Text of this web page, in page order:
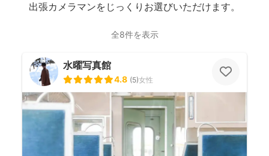
出張カメラマンをじっくりお選びいただけます。
全8件を表示
水曜写真館
4.8 (5)女性